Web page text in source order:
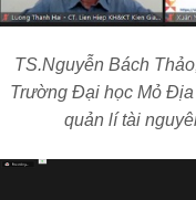
TS.Nguyễn Bách
Trường Đại học Mỏ Địa
quản lí tài